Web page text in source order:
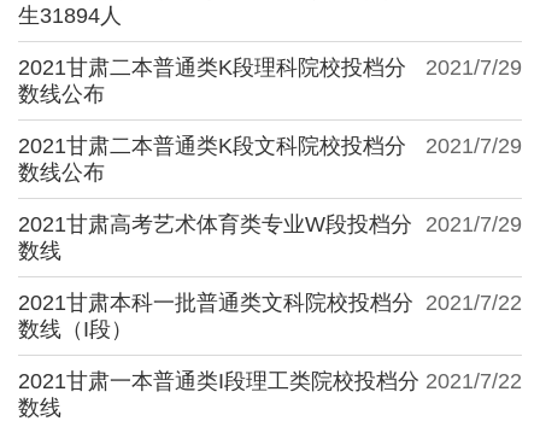
生31894人
2021/7/29
2021甘肃二本普通类K段理科院校投档分
数线公布
2021/7/29
2021甘肃二本普通类K段文科院校投档分
数线公布
2021/7/29
2021甘肃高考艺术体育类专业W段投档分
数线
2021/7/22
2021甘肃本科一批普通类文科院校投档分
数线（I段）
2021/7/22
2021甘肃一本普通类I段理工类院校投档分
数线